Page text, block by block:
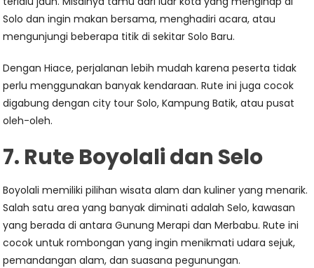
Solo dan ingin makan bersama, menghadiri acara, atau
mengunjungi beberapa titik di sekitar Solo Baru.
Dengan Hiace, perjalanan lebih mudah karena peserta tidak
perlu menggunakan banyak kendaraan. Rute ini juga cocok
digabung dengan city tour Solo, Kampung Batik, atau pusat
oleh-oleh.
7. Rute Boyolali dan Selo
Boyolali memiliki pilihan wisata alam dan kuliner yang menarik.
Salah satu area yang banyak diminati adalah Selo, kawasan
yang berada di antara Gunung Merapi dan Merbabu. Rute ini
cocok untuk rombongan yang ingin menikmati udara sejuk,
pemandangan alam, dan suasana pegunungan.